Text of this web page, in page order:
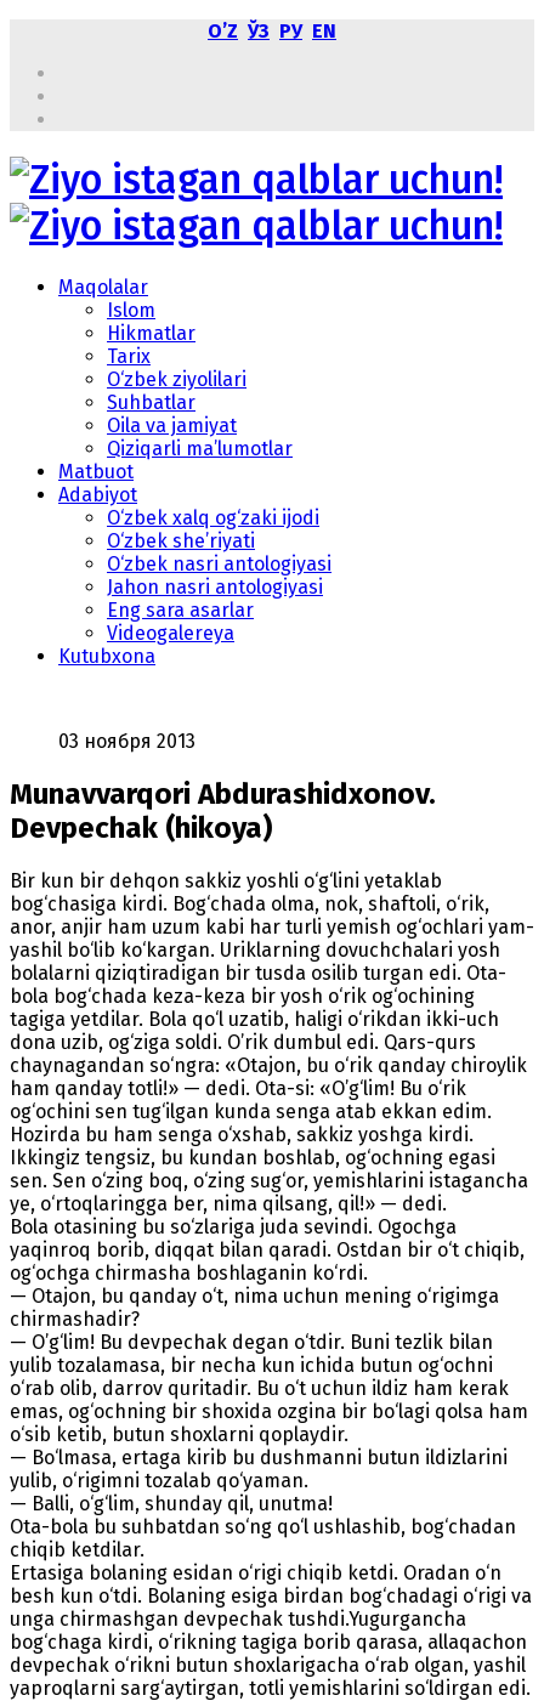
OʼZ ЎЗ РУ EN
Maqolalar
Islom
Hikmatlar
Tarix
O‘zbek ziyolilari
Suhbatlar
Oila va jamiyat
Qiziqarli ma’lumotlar
Matbuot
Adabiyot
O‘zbek xalq og‘zaki ijodi
O‘zbek she’riyati
O‘zbek nasri antologiyasi
Jahon nasri antologiyasi
Eng sara asarlar
Videogalereya
Kutubxona
03 ноября 2013
Munavvarqori Abdurashidxonov.
Devpechak (hikoya)
Bir kun bir dehqon sakkiz yoshli o‘g‘lini yetaklab
bog‘chasiga kirdi. Bog‘chada olma, nok, shaftoli, o‘rik,
anor, anjir ham uzum kabi har turli yemish og‘ochlari yam-
yashil bo‘lib ko‘kargan. Uriklarning dovuchchalari yosh
bolalarni qiziqtiradigan bir tusda osilib turgan edi. Ota-
bola bog‘chada keza-keza bir yosh o‘rik og‘ochining
tagiga yetdilar. Bola qo‘l uzatib, haligi o‘rikdan ikki-uch
dona uzib, og‘ziga soldi. O’rik dumbul edi. Qars-qurs
chaynagandan so‘ngra: «Otajon, bu o‘rik qanday chiroylik
ham qanday totli!» — dedi. Ota-si: «O’g‘lim! Bu o‘rik
og‘ochini sen tug‘ilgan kunda senga atab ekkan edim.
Hozirda bu ham senga o‘xshab, sakkiz yoshga kirdi.
Ikkingiz tengsiz, bu kundan boshlab, og‘ochning egasi
sen. Sen o‘zing boq, o‘zing sug‘or, yemishlarini istagancha
ye, o‘rtoqlaringga ber, nima qilsang, qil!» — dedi.
Bola otasining bu so‘zlariga juda sevindi. Ogochga
yaqinroq borib, diqqat bilan qaradi. Ostdan bir o‘t chiqib,
og‘ochga chirmasha boshlaganin ko‘rdi.
— Otajon, bu qanday o‘t, nima uchun mening o‘rigimga
chirmashadir?
— O’g‘lim! Bu devpechak degan o‘tdir. Buni tezlik bilan
yulib tozalamasa, bir necha kun ichida butun og‘ochni
o‘rab olib, darrov quritadir. Bu o‘t uchun ildiz ham kerak
emas, og‘ochning bir shoxida ozgina bir bo‘lagi qolsa ham
o‘sib ketib, butun shoxlarni qoplaydir.
— Bo‘lmasa, ertaga kirib bu dushmanni butun ildizlarini
yulib, o‘rigimni tozalab qo‘yaman.
— Balli, o‘g‘lim, shunday qil, unutma!
Ota-bola bu suhbatdan so‘ng qo‘l ushlashib, bog‘chadan
chiqib ketdilar.
Ertasiga bolaning esidan o‘rigi chiqib ketdi. Oradan o‘n
besh kun o‘tdi. Bolaning esiga birdan bog‘chadagi o‘rigi va
unga chirmashgan devpechak tushdi.Yugurgancha
bog‘chaga kirdi, o‘rikning tagiga borib qarasa, allaqachon
devpechak o‘rikni butun shoxlarigacha o‘rab olgan, yashil
yaproqlarni sarg‘aytirgan, totli yemishlarini so‘ldirgan edi.